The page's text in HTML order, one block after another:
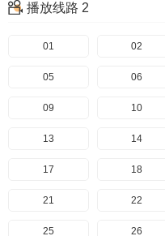
37集已完结
播放线路 2
01 02
05 06
09 10
13 14
17 18
21 22
25 26